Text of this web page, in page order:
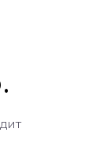
.